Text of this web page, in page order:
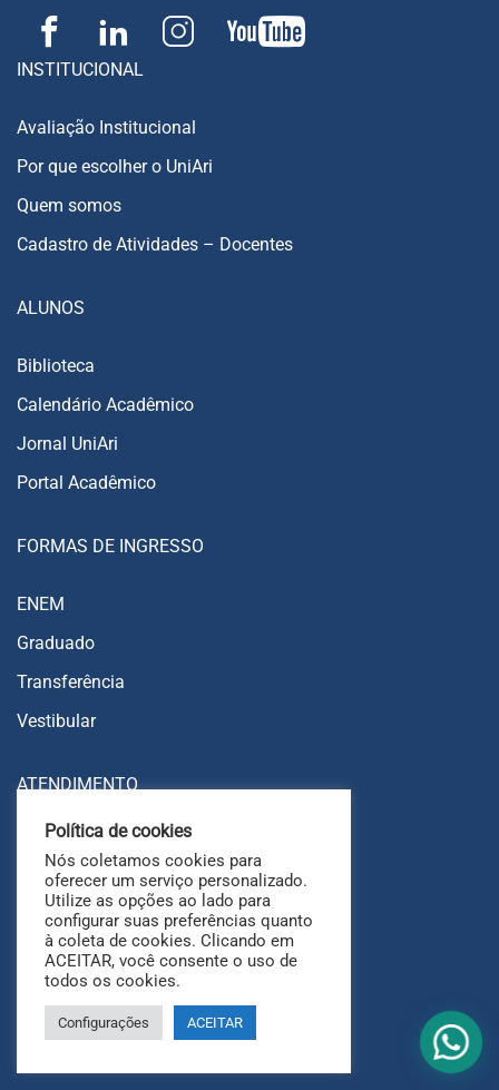
INSTITUCIONAL
Avaliação Institucional
Por que escolher o UniAri
Quem somos
Cadastro de Atividades – Docentes
ALUNOS
Biblioteca
Calendário Acadêmico
Jornal UniAri
Portal Acadêmico
FORMAS DE INGRESSO
ENEM
Graduado
Transferência
Vestibular
ATENDIMENTO
Fale conosco
Trabalhe conosco
Ouvidoria
FAQ
Política de cookies
Nós coletamos cookies para
oferecer um serviço personalizado.
Utilize as opções ao lado para
configurar suas preferências quanto
à coleta de cookies. Clicando em
ACEITAR, você consente o uso de
todos os cookies.
Configurações ACEITAR